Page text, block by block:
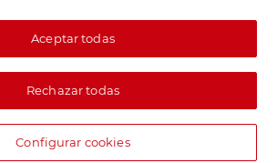
Aceptar todas
Rechazar todas
Configurar cookies